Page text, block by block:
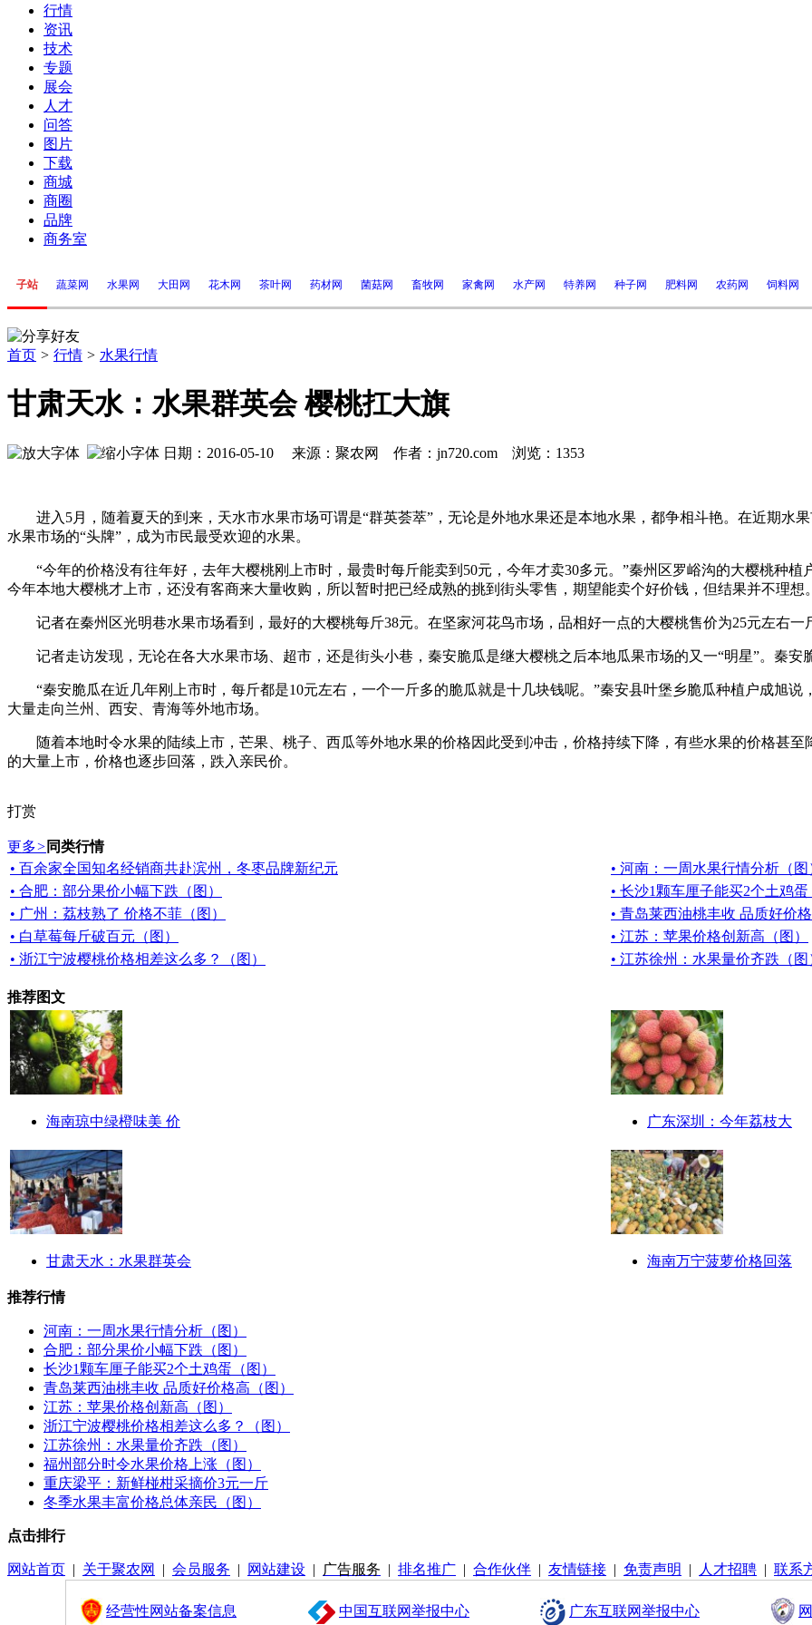
行情
资讯
技术
专题
展会
人才
问答
图片
下载
商城
商圈
品牌
商务室
子站 蔬菜网 水果网 大田网 花木网 茶叶网 药材网 菌菇网 畜牧网 家禽网 水产网 特养网 种子网 肥料网 农药网 饲料网
首页 > 行情 > 水果行情
甘肃天水：水果群英会 樱桃扛大旗
日期：2016-05-10 来源：聚农网 作者：jn720.com 浏览： 1353
进入5月，随着夏天的到来，天水市水果市场可谓是“群英荟萃”，无论是外地水果还是本地水果，都争相斗艳。在近期水
水果市场的“头牌”，成为市民最受欢迎的水果。
“今年的价格没有往年好，去年大樱桃刚上市时，最贵时每斤能卖到50元，今年才卖30多元。”秦州区罗峪沟的大樱桃种植
今年本地大樱桃才上市，还没有客商来大量收购，所以暂时把已经成熟的挑到街头零售，期望能卖个好价钱，但结果并不理想。
记者在秦州区光明巷水果市场看到，最好的大樱桃每斤38元。在坚家河花鸟市场，品相好一点的大樱桃售价为25元左右一
记者走访发现，无论在各大水果市场、超市，还是街头小巷，秦安脆瓜是继大樱桃之后本地瓜果市场的又一“明星”。秦安
“秦安脆瓜在近几年刚上市时，每斤都是10元左右，一个一斤多的脆瓜就是十几块钱呢。”秦安县叶堡乡脆瓜种植户成旭说
大量走向兰州、西安、青海等外地市场。
随着本地时令水果的陆续上市，芒果、桃子、西瓜等外地水果的价格因此受到冲击，价格持续下降，有些水果的价格甚至
的大量上市，价格也逐步回落，跌入亲民价。
打赏
更多> 同类行情
• 百余家全国知名经销商共赴滨州，冬枣品牌新纪元
• 河南：一周水果行情分析（图
• 合肥：部分果价小幅下跌（图）
• 长沙1颗车厘子能买2个土鸡蛋
• 广州：荔枝熟了 价格不菲（图）
• 青岛莱西油桃丰收 品质好价格
• 白草莓每斤破百元（图）
• 江苏：苹果价格创新高（图）
• 浙江宁波樱桃价格相差这么多？（图）
• 江苏徐州：水果量价齐跌（图
推荐图文
海南琼中绿橙味美 价 广东深圳：今年荔枝大
甘肃天水：水果群英会 海南万宁菠萝价格回落
推荐行情
河南：一周水果行情分析（图）
合肥：部分果价小幅下跌（图）
长沙1颗车厘子能买2个土鸡蛋（图）
青岛莱西油桃丰收 品质好价格高（图）
江苏：苹果价格创新高（图）
浙江宁波樱桃价格相差这么多？（图）
江苏徐州：水果量价齐跌（图）
福州部分时令水果价格上涨（图）
重庆梁平：新鲜椪柑采摘价3元一斤
冬季水果丰富价格总体亲民（图）
点击排行
网站首页 | 关于聚农网 | 会员服务 | 网站建设 | 广告服务 | 排名推广 | 合作伙伴 | 友情链接 | 免责声明 | 人才招聘 | 联系
经营性网站备案信息 中国互联网举报中心 广东互联网举报中心